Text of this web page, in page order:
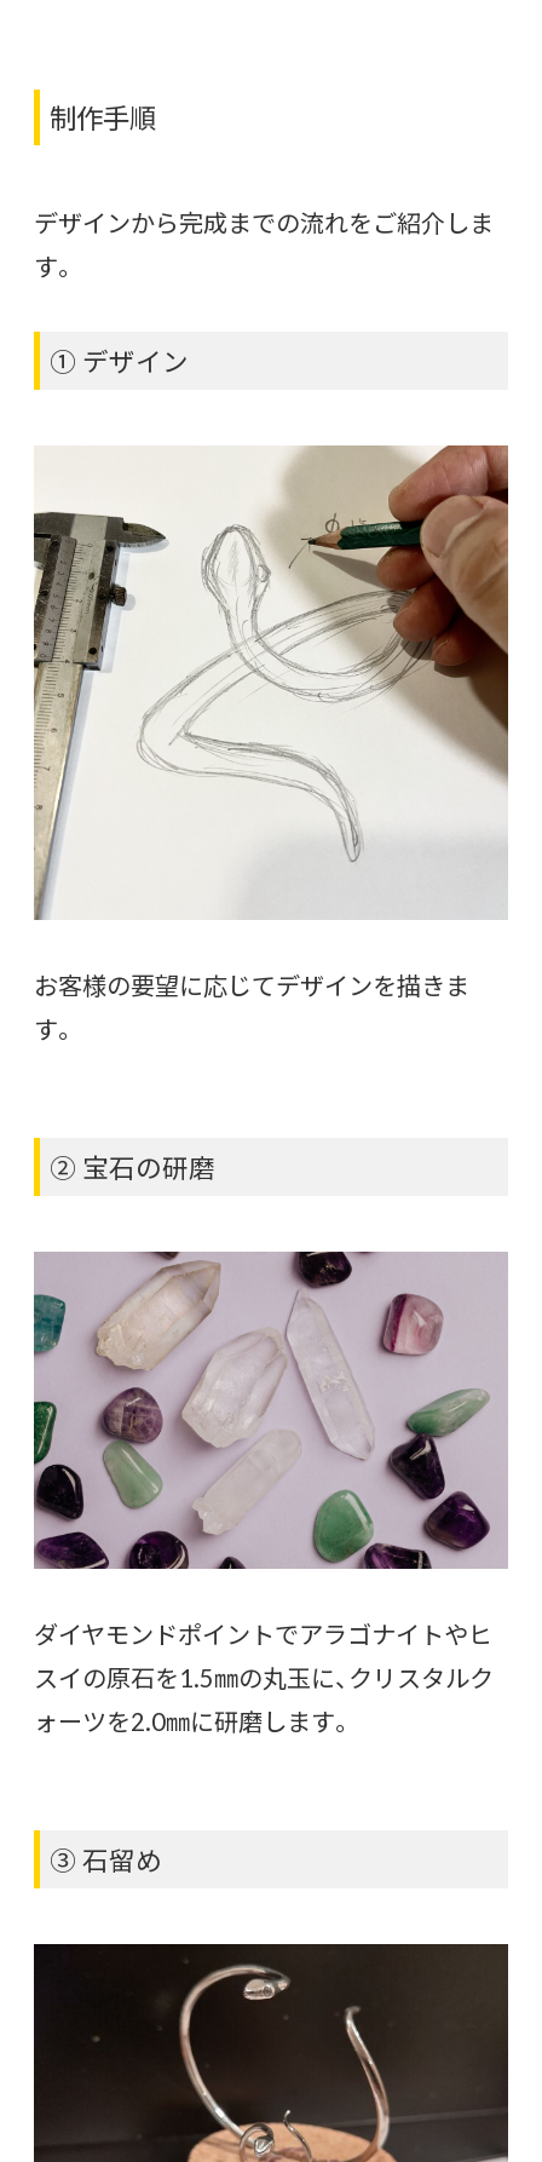
制作手順
デザインから完成までの流れをご紹介しま
す。
① デザイン
お客様の要望に応じてデザインを描きま
す。
② 宝石の研磨
ダイヤモンドポイントでアラゴナイトやヒ
スイの原石を1.5㎜の丸玉に、クリスタルク
ォーツを2.0㎜に研磨します。
③ 石留め